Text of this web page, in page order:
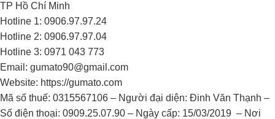
TP Hồ Chí Minh
Hotline 1: 0906.97.97.24
Hotline 2: 0906.97.97.04
Hotline 3: 0971 043 773
Email: gumato90@gmail.com
Website: https://gumato.com
Mã số thuế: 0315567106 – Người đại diện: Đinh Văn Thạnh –
Số điện thoại: 0909.25.07.90 – Ngày cấp: 15/03/2019 – Nơi